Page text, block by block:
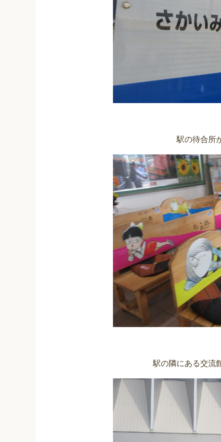
駅の待合所
駅の隣にある交流